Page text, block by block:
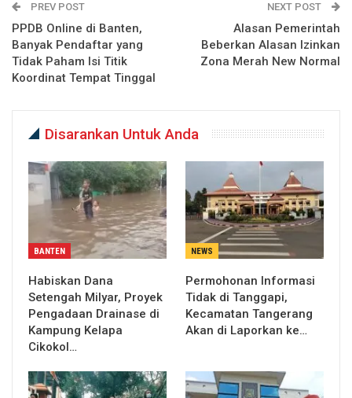
PREV POST
PPDB Online di Banten,
Banyak Pendaftar yang
Tidak Paham Isi Titik
Koordinat Tempat Tinggal
NEXT POST
Alasan Pemerintah
Beberkan Alasan Izinkan
Zona Merah New Normal
Disarankan Untuk Anda
BANTEN
Habiskan Dana
Setengah Milyar, Proyek
Pengadaan Drainase di
Kampung Kelapa
Cikokol…
NEWS
Permohonan Informasi
Tidak di Tanggapi,
Kecamatan Tangerang
Akan di Laporkan ke…